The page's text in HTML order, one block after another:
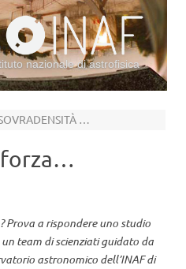
nazionale di astrofisica
LEGAME FRA “BUBBLES” E SOVRADENSITÀ DI GALASSIE
forza…
Prova a rispondere uno studio
team di scienziati guidato da
astronomico dell’INAF di